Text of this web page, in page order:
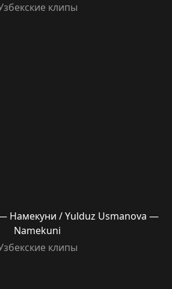
клипы
Намекуни / Yulduz Usmanova —
Namekuni
клипы